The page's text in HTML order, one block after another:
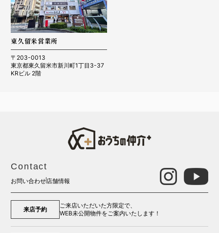
東久留米営業所
〒203-0013
東京都東久留米市新川町1丁目3-37
KRビル 2階
Contact
お問い合わせ店舗情報
来店予約
ご来店いただいた方限定で、
WEB未公開物件をご案内いたします！